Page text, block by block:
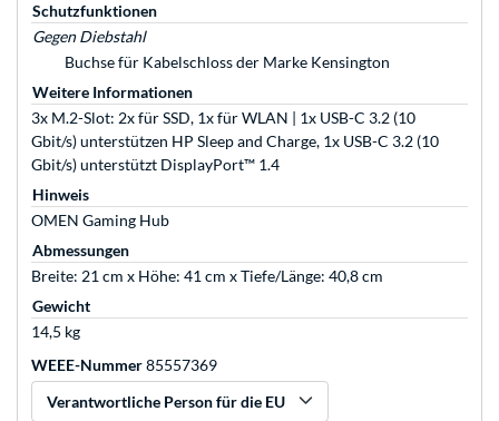
Schutzfunktionen
Gegen Diebstahl
Buchse für Kabelschloss der Marke Kensington
Weitere Informationen
3x M.2-Slot: 2x für SSD, 1x für WLAN | 1x USB-C 3.2 (10
Gbit/s) unterstützen HP Sleep and Charge, 1x USB-C 3.2 (10
Gbit/s) unterstützt DisplayPort™ 1.4
Hinweis
OMEN Gaming Hub
Abmessungen
Breite: 21 cm x Höhe: 41 cm x Tiefe/Länge: 40,8 cm
Gewicht
14,5 kg
WEEE-Nummer85557369
Verantwortliche Person für die EU